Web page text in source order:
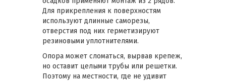
Для прикрепления к поверхностям
используют длинные саморезы,
отверстия под них герметизируют
резиновыми уплотнителями.
Опора может сломаться, вырвав крепеж,
но оставит целыми трубы или решетки.
Поэтому на местности, где не удивит